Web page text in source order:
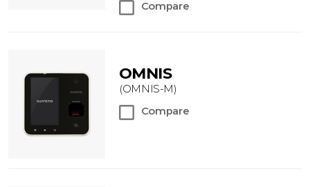
Compare
OMNIS
(OMNIS-M)
Compare